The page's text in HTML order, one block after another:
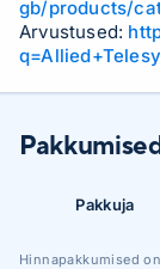
gb/products/
Arvustused:
Pakkuja
Hinnapakkumised